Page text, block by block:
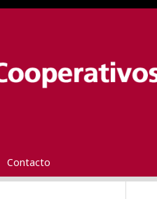
Contacto